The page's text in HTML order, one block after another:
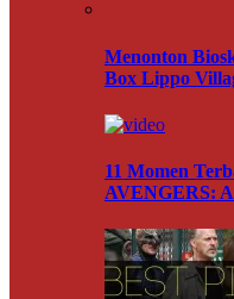
Menonton
Box Lippo
11 Momen
AVENGERS: